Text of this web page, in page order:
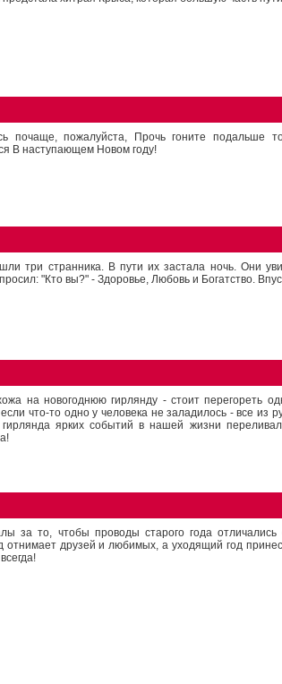
почаще, пожалуйста, Прочь гоните подальше
В наступающем Новом году!
три странника. В пути их застала ночь. Они
"Кто вы?" - Здоровье, Любовь и Богатство.
на новогоднюю гирлянду - стоит перегореть
что-то одно у человека не заладилось - все из
ярких событий в нашей жизни
за то, чтобы проводы старого года
отнимает друзей и любимых, а уходящий год